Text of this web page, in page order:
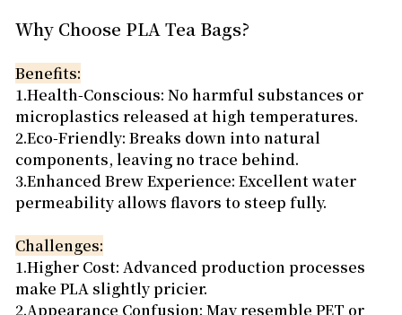
Why Choose PLA Tea Bags?
Benefits:
1.Health-Conscious: No harmful substances or
microplastics released at high temperatures.
2.Eco-Friendly: Breaks down into natural
components, leaving no trace behind.
3.Enhanced Brew Experience: Excellent water
permeability allows flavors to steep fully.
Challenges:
1.Higher Cost: Advanced production processes
make PLA slightly pricier.
2.Appearance Confusion: May resemble PET or